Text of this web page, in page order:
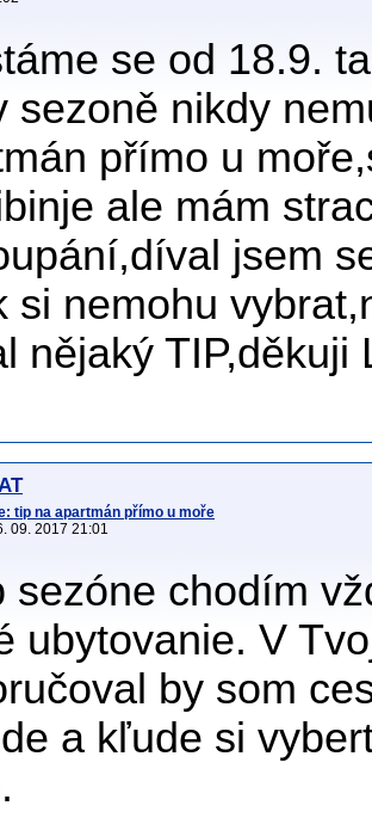
se od 18.9.
sezoně nikdy
přímo u
ale mám
jsem
si nemohu
nějaký TIP,děkuji
tip na apartmán přímo u moře
09. 2017 21:01
sezóne chodím
ubytovanie. V
by som
a kľude si